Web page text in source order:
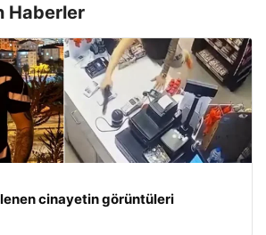
Haberler
cinayetin görüntüleri